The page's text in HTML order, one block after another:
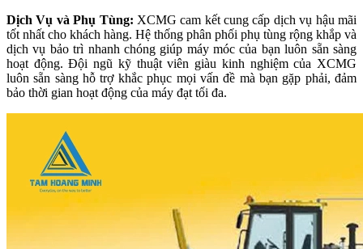
Dịch Vụ và Phụ Tùng: XCMG cam kết cung cấp dịch vụ hậu mãi
tốt nhất cho khách hàng. Hệ thống phân phối phụ tùng rộng khắp và
dịch vụ bảo trì nhanh chóng giúp máy móc của bạn luôn sẵn sàng
hoạt động. Đội ngũ kỹ thuật viên giàu kinh nghiệm của XCMG
luôn sẵn sàng hỗ trợ khắc phục mọi vấn đề mà bạn gặp phải, đảm
bảo thời gian hoạt động của máy đạt tối đa.